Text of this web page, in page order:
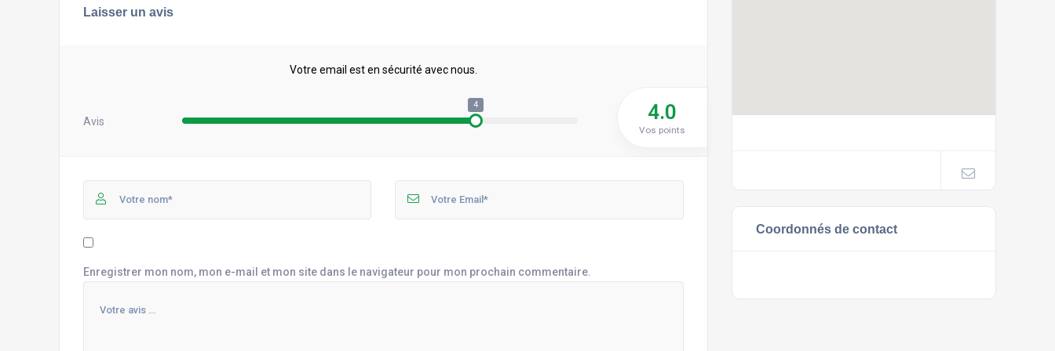
Laisser un avis
Votre email est en sécurité avec nous.
Avis
4 4.0
Vos points
Enregistrer mon nom, mon e-mail et mon site dans le navigateur pour mon prochain commentaire.
Coordonnés de contact